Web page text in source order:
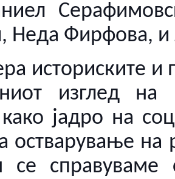
Неда Фирфова, и
историските и
изглед на
јадро на
остварување
се